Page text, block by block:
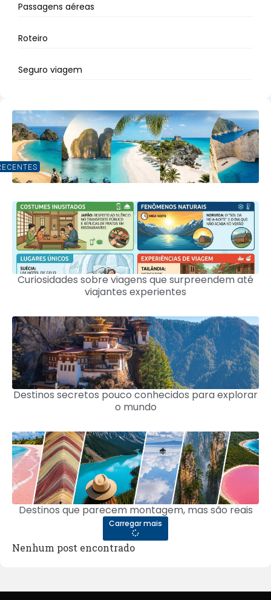
Passagens aéreas
Roteiro
Seguro viagem
Curiosidades sobre viagens que surpreendem até
viajantes experientes
Destinos secretos pouco conhecidos para explorar
o mundo
Destinos que parecem montagem, mas são reais
Carregar mais
Nenhum post encontrado